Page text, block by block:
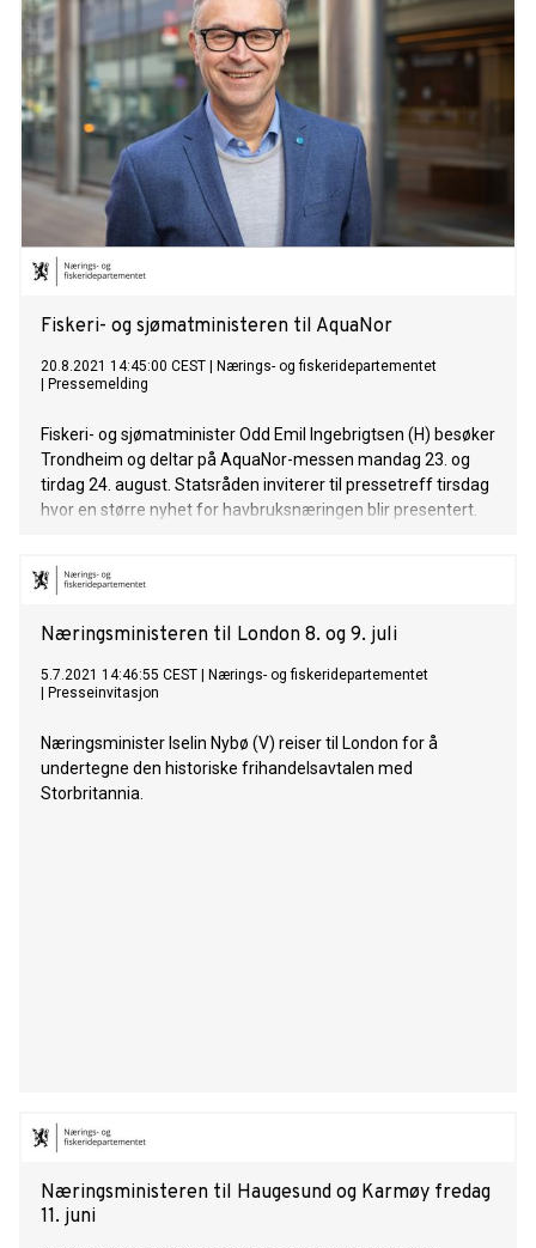
Fiskeri- og sjømatministeren til AquaNor
20.8.2021 14:45:00 CEST
Nærings- og fiskeridepartementet
Pressemelding
Fiskeri- og sjømatminister Odd Emil Ingebrigtsen (H) besøker
Trondheim og deltar på AquaNor-messen mandag 23. og
tirdag 24. august. Statsråden inviterer til pressetreff tirsdag
hvor en større nyhet for havbruksnæringen blir presentert.
Næringsministeren til London 8. og 9. juli
5.7.2021 14:46:55 CEST
Nærings- og fiskeridepartementet
Presseinvitasjon
Næringsminister Iselin Nybø (V) reiser til London for å
undertegne den historiske frihandelsavtalen med
Storbritannia.
Næringsministeren til Haugesund og Karmøy fredag
11. juni